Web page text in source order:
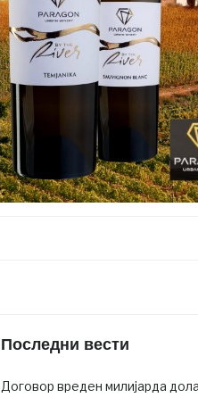
Последни вести
Договор вреден милијарда